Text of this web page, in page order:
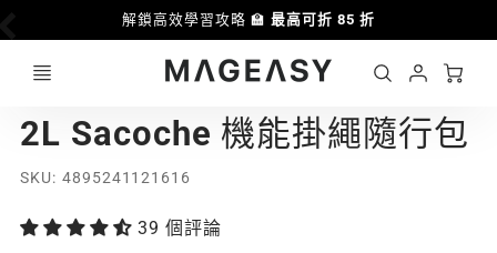
解鎖高效學習攻略 🏫 最高可折 85 折
Account
Login
MAGEASY
2L Sacoche 機能掛繩隨行包
SKU 4895241121616
39 個評論